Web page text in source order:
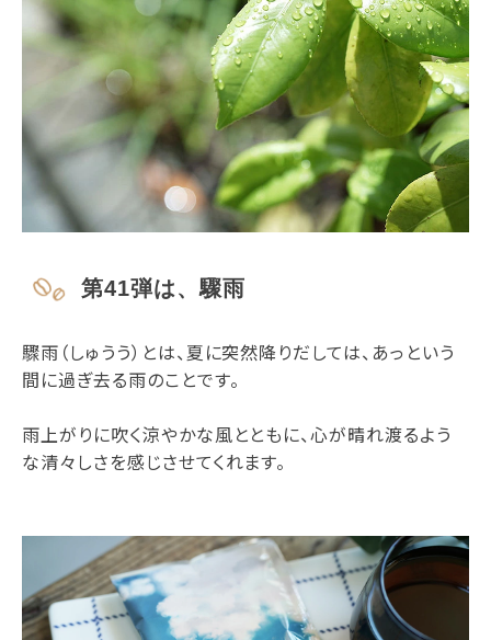
第41弾は、驟雨
驟雨（しゅうう）とは、夏に突然降りだしては、あっという
間に過ぎ去る雨のことです。
雨上がりに吹く涼やかな風とともに、心が晴れ渡るよう
な清々しさを感じさせてくれます。